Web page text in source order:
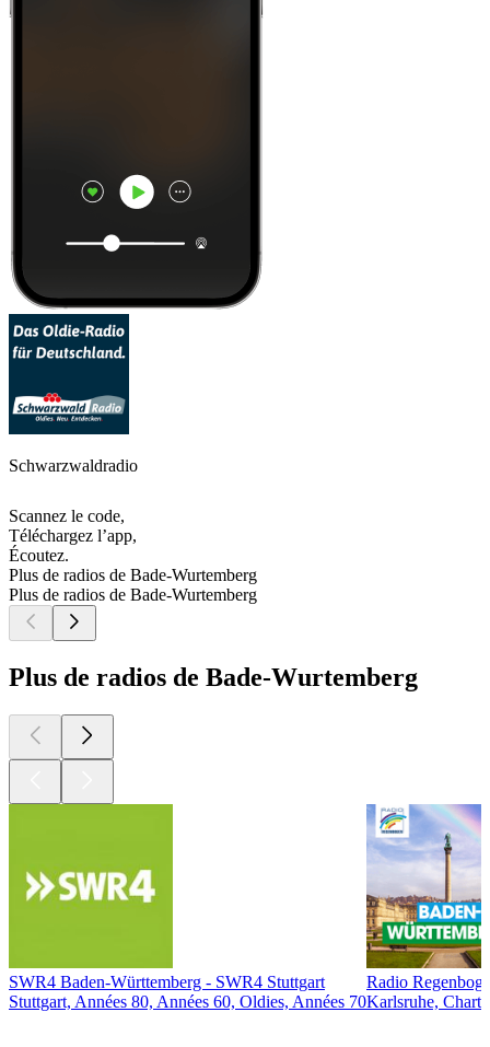
Schwarzwaldradio
Scannez le code,
Téléchargez l’app,
Écoutez.
Plus de radios de Bade-Wurtemberg
Plus de radios de Bade-Wurtemberg
Plus de radios de Bade-Wurtemberg
SWR4 Baden-Württemberg - SWR4 Stuttgart
Stuttgart, Années 80, Années 60, Oldies, Années 70
Radio
Karlsruhe,